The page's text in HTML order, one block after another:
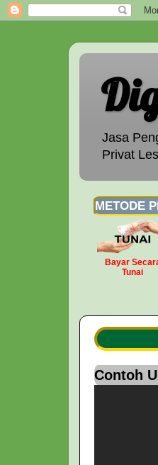
Jasa
Privat
METODE
Bayar
Tunai
Contoh